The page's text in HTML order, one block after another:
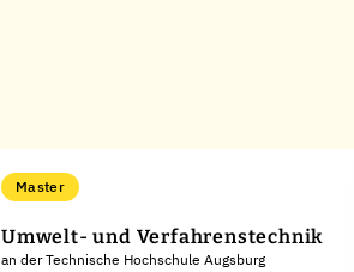
Master
Umwelt- und Verfahrenstechnik
an der Technische Hochschule Augsburg